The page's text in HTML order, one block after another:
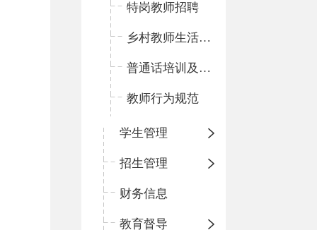
特岗教师招聘
乡村教师生活补助
普通话培训及测试
教师行为规范
学生管理
招生管理
财务信息
教育督导